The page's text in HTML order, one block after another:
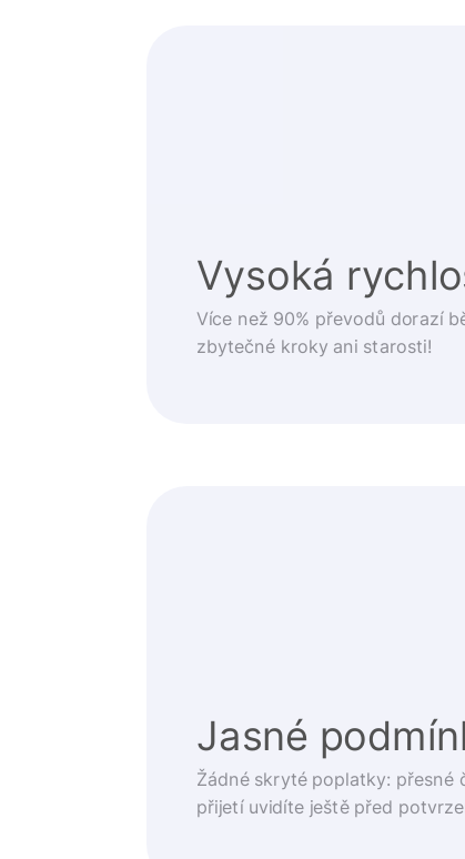
Vysoká
Více než 90% převodů dorazí
zbytečné kroky ani starosti!
Jasné
Žádné skryté poplatky: přesné
přijetí uvidíte ještě před